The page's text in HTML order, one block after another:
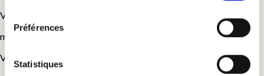
Préférences
Statistiques
Vous pourrez également profiter du filet d’habitation pour un
moment de détente bien mérité.
Vue sur la forêt, au calme, au petit matin vous pourrez entendre le